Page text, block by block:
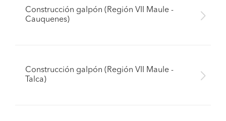
Construcción galpón (Región VII Maule -
Cauquenes)
Construcción galpón (Región VII Maule -
Talca)